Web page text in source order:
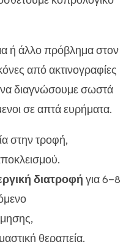
ή άλλο πρόβλημα στον
από ακτινογραφίες
διαγνώσουμε σωστά
σε απτά ευρήματα.
στην τροφή,
διατροφή για 6–8
θεραπεία.